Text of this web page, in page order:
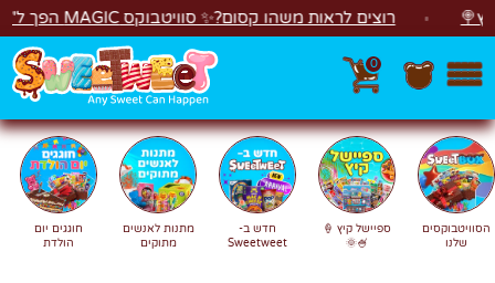
דלג רוצים לראות משהו קסום?✨ סוויטבוקס MAGIC הפך ל"מכונת משחקים"! 🎁🕹️
0
חפשחיפוש
הסוויטבוקסים
שלנו
ספיישל קיץ 🍦
🍧🌞
חדש ב-
Sweetweet
מתנות לאנשים
מתוקים
חוגגים יום
הולדת